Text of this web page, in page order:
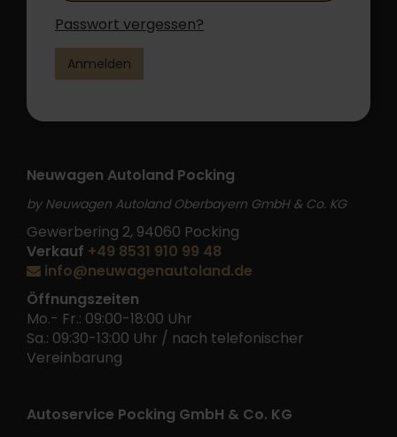
Passwort vergessen?
Anmelden
Neuwagen Autoland Pocking
by Neuwagen Autoland Oberbayern GmbH & Co. KG
Gewerbering 2, 94060 Pocking
Verkauf +49 8531 910 99 48
info@neuwagenautoland.de
Öffnungszeiten
Mo.- Fr.: 09:00-18:00 Uhr
Sa.: 09:30-13:00 Uhr / nach telefonischer
Vereinbarung
Autoservice Pocking GmbH & Co. KG